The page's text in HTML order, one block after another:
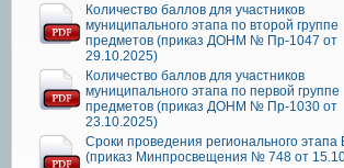
Количество баллов для участников
муниципального этапа по второй группе
предметов (приказ ДОНМ № Пр-1047 от
29.10.2025)
Количество баллов для участников
муниципального этапа по первой группе
предметов (приказ ДОНМ № Пр-1030 от
23.10.2025)
Сроки проведения регионального
(приказ Минпросвещения № 748 от